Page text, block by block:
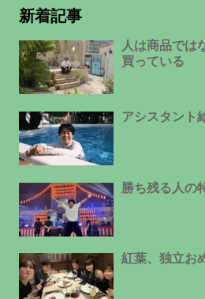
新着記事
人は商品では
買っている
アシスタント
勝ち残る人の
紅葉、独立お